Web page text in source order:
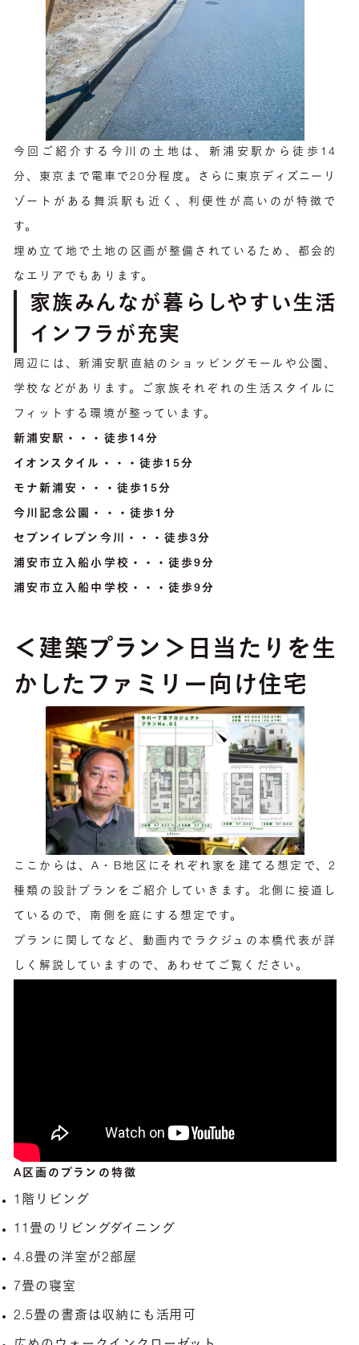
今回ご紹介する今川の土地は、新浦安駅から徒歩14
分、東京まで電車で20分程度。さらに東京ディズニーリ
ゾートがある舞浜駅も近く、利便性が高いのが特徴で
す。
埋め立て地で土地の区画が整備されているため、都会的
なエリアでもあります。
家族みんなが暮らしやすい生活
インフラが充実
周辺には、新浦安駅直結のショッピングモールや公園、
学校などがあります。ご家族それぞれの生活スタイルに
フィットする環境が整っています。
新浦安駅・・・徒歩14分
イオンスタイル・・・徒歩15分
モナ新浦安・・・徒歩15分
今川記念公園・・・徒歩1分
セブンイレブン今川・・・徒歩3分
浦安市立入船小学校・・・徒歩9分
浦安市立入船中学校・・・徒歩9分
＜建築プラン＞日当たりを生
かしたファミリー向け住宅
ここからは、A・B地区にそれぞれ家を建てる想定で、2
種類の設計プランをご紹介していきます。北側に接道し
ているので、南側を庭にする想定です。
プランに関してなど、動画内でラクジュの本橋代表が詳
しく解説していますので、あわせてご覧ください。
A区画のプランの特徴
1階リビング
11畳のリビングダイニング
4.8畳の洋室が2部屋
7畳の寝室
2.5畳の書斎は収納にも活用可